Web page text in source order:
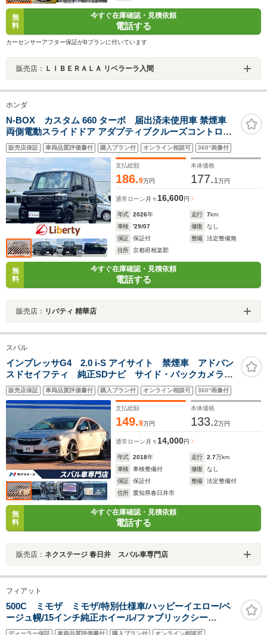
無
料
今すぐ在庫確認・見積依頼
電話する
カーセンサーアフター保証がBプランに付いています
販売店： ＬＩＢＥＲＡＬＡ リベラーラ入間
ホンダ
N-BOX カスタム 660 ターボ 届出済未使用車 禁煙車
両側電動スライドドア アダプティブクルーズコントロー
ル 衝突被害軽減ブレーキ LEDヘッドライト 純正アルミホ
イール 電動パーキングブレーキ オートブレーキホールド
シートヒーター
販売店保証 車両品質評価書付 購入プラン付 オンライン相談可 360°画像付
支払総額
186.9万円
本体価格
177. 1 万円
通常ローン 月々 16,600円
年式 2026年 走行 7km
車検
'29/07 修復
なし
保証
保証付 整備
法定整備無
住所
京都府相楽郡
無
料
今すぐ在庫確認・見積依頼
電話する
販売店： リバティ 精華店
スバル
インプレッサG4 2.0 i-S アイサイト 禁煙車 アドバン
スドセイフティ 純正SDナビ サイド・バックカメラ
パワーシート コーナーセンサー LEDライナー スマ
ートキー LEDヘッド ETC 純正18インチアルミ
販売店保証 車両品質評価書付 購入プラン付 オンライン相談可 360°画像付
支払総額
149.9万円
本体価格
133.2万円
通常ローン 月々14,000円
年式 2018年 走行 2.7万km
車検
車検整備付 修復
なし
保証
保証付 整備
法定整備付
住所
愛知県春日井市
無
料
今すぐ在庫確認・見積依頼
電話する
販売店： ネクステージ 春日井 スバル車専門店
フィアット
500C ミモザ ミモザ/特別仕様車/ハッピーイエロー/ベ
ージュ幌/15インチ純正ホイール/ファブリックシー
ト/ETC/純正AWあり